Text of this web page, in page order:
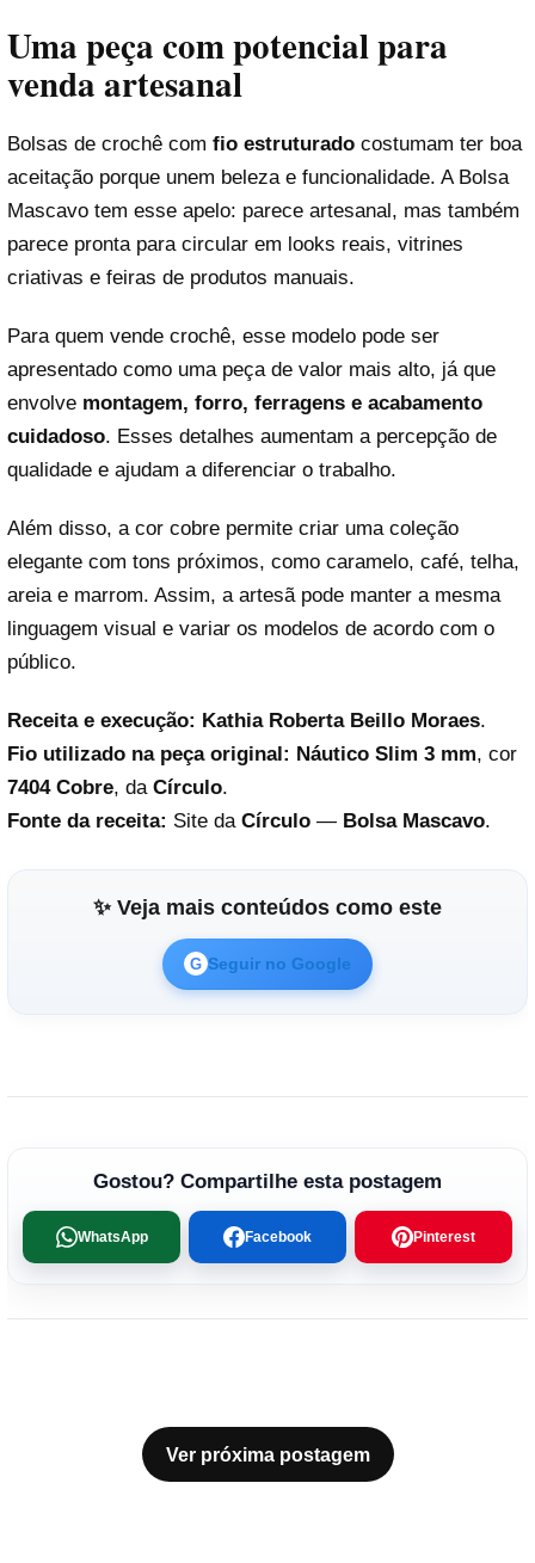
Uma peça com potencial para
venda artesanal
Bolsas de crochê com fio estruturado costumam ter boa
aceitação porque unem beleza e funcionalidade. A Bolsa
Mascavo tem esse apelo: parece artesanal, mas também
parece pronta para circular em looks reais, vitrines
criativas e feiras de produtos manuais.
Para quem vende crochê, esse modelo pode ser
apresentado como uma peça de valor mais alto, já que
envolve montagem, forro, ferragens e acabamento
cuidadoso. Esses detalhes aumentam a percepção de
qualidade e ajudam a diferenciar o trabalho.
Além disso, a cor cobre permite criar uma coleção
elegante com tons próximos, como caramelo, café, telha,
areia e marrom. Assim, a artesã pode manter a mesma
linguagem visual e variar os modelos de acordo com o
público.
Receita e execução: Kathia Roberta Beillo Moraes.
Fio utilizado na peça original: Náutico Slim 3 mm, cor
7404 Cobre, da Círculo.
Fonte da receita: Site da Círculo — Bolsa Mascavo.
✨ Veja mais conteúdos como este
G Seguir no Google
Gostou? Compartilhe esta postagem
WhatsApp Facebook Pinterest
Ver próxima postagem